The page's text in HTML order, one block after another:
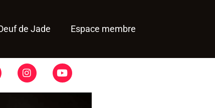
de Jade Espace membre